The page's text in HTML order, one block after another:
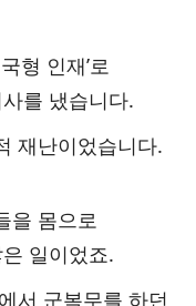
형 인재’로
를 냈습니다.
재난이었습니다.
을 몸으로
일이었죠.
서 군복무를 하던